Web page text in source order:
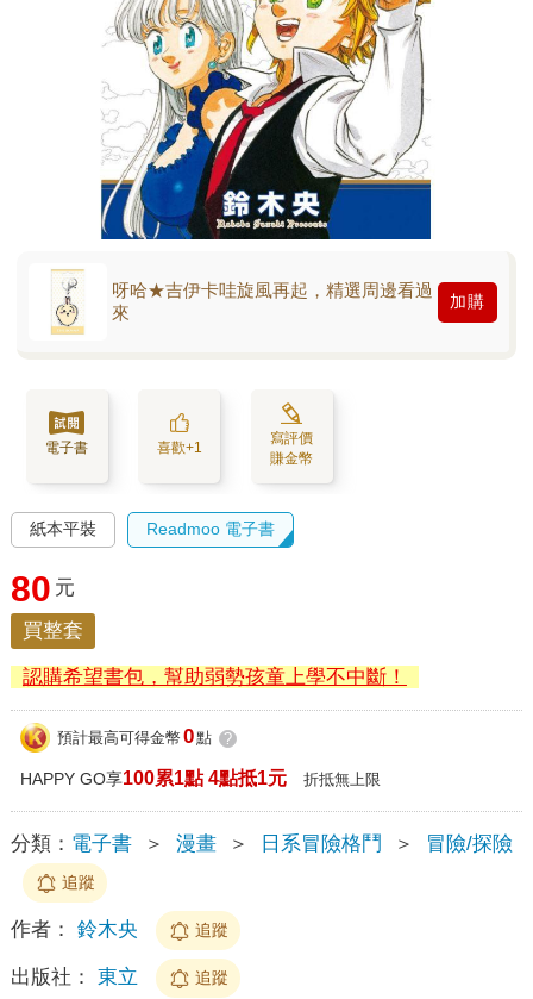
呀哈★吉伊卡哇旋風再起，精選周邊看過
來
加購
電子書 喜歡+1
寫評價
賺金幣
紙本平裝 Readmoo 電子書
80 元
買整套
認購希望書包，幫助弱勢孩童上學不中斷！
預計最高可得金幣 0點 ?
HAPPY GO享100累1點 4點抵1元 折抵無上限
分類： 電子書 ＞ 漫畫 ＞ 日系冒險格鬥 ＞ 冒險/探險
追蹤
作者： 鈴木央 追蹤
出版社： 東立 追蹤